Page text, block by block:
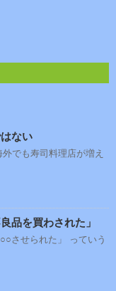
ない
でも寿司料理店が増え
品を買わされた」
させられた」 っていう